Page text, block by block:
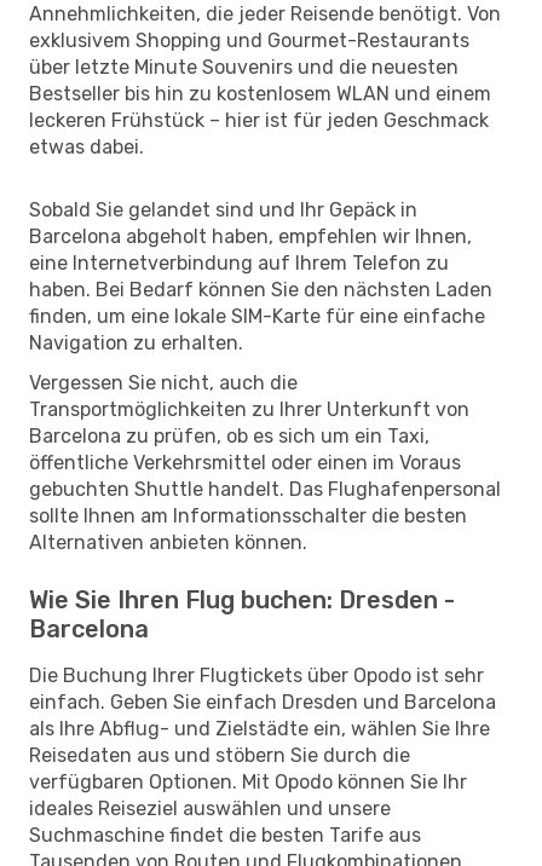
Annehmlichkeiten, die jeder Reisende benötigt. Von
exklusivem Shopping und Gourmet-Restaurants
über letzte Minute Souvenirs und die neuesten
Bestseller bis hin zu kostenlosem WLAN und einem
leckeren Frühstück – hier ist für jeden Geschmack
etwas dabei.
Sobald Sie gelandet sind und Ihr Gepäck in
Barcelona abgeholt haben, empfehlen wir Ihnen,
eine Internetverbindung auf Ihrem Telefon zu
haben. Bei Bedarf können Sie den nächsten Laden
finden, um eine lokale SIM-Karte für eine einfache
Navigation zu erhalten.
Vergessen Sie nicht, auch die
Transportmöglichkeiten zu Ihrer Unterkunft von
Barcelona zu prüfen, ob es sich um ein Taxi,
öffentliche Verkehrsmittel oder einen im Voraus
gebuchten Shuttle handelt. Das Flughafenpersonal
sollte Ihnen am Informationsschalter die besten
Alternativen anbieten können.
Wie Sie Ihren Flug buchen: Dresden -
Barcelona
Die Buchung Ihrer Flugtickets über Opodo ist sehr
einfach. Geben Sie einfach Dresden und Barcelona
als Ihre Abflug- und Zielstädte ein, wählen Sie Ihre
Reisedaten aus und stöbern Sie durch die
verfügbaren Optionen. Mit Opodo können Sie Ihr
ideales Reiseziel auswählen und unsere
Suchmaschine findet die besten Tarife aus